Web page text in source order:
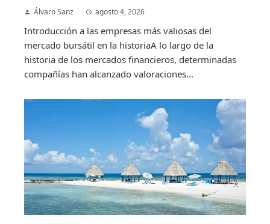
Álvaro Sanz agosto 4, 2026
Introducción a las empresas más valiosas del
mercado bursátil en la historiaA lo largo de la
historia de los mercados financieros, determinadas
compañías han alcanzado valoraciones...